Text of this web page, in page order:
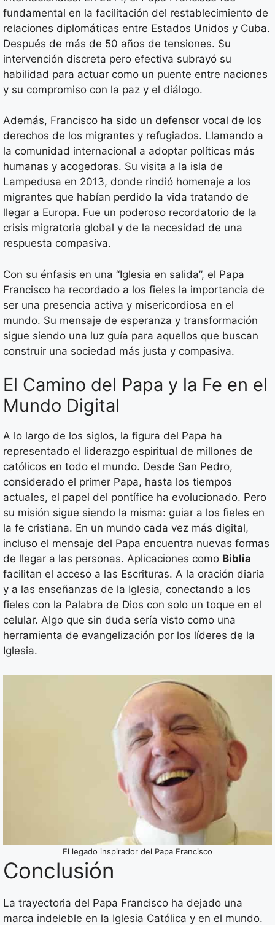
fundamental en la facilitación del restablecimiento de
relaciones diplomáticas entre Estados Unidos y Cuba.
Después de más de 50 años de tensiones. Su
intervención discreta pero efectiva subrayó su
habilidad para actuar como un puente entre naciones
y su compromiso con la paz y el diálogo.
Además, Francisco ha sido un defensor vocal de los
derechos de los migrantes y refugiados. Llamando a
la comunidad internacional a adoptar políticas más
humanas y acogedoras. Su visita a la isla de
Lampedusa en 2013, donde rindió homenaje a los
migrantes que habían perdido la vida tratando de
llegar a Europa. Fue un poderoso recordatorio de la
crisis migratoria global y de la necesidad de una
respuesta compasiva.
Con su énfasis en una “Iglesia en salida”, el Papa
Francisco ha recordado a los fieles la importancia de
ser una presencia activa y misericordiosa en el
mundo. Su mensaje de esperanza y transformación
sigue siendo una luz guía para aquellos que buscan
construir una sociedad más justa y compasiva.
El Camino del Papa y la Fe en el
Mundo Digital
A lo largo de los siglos, la figura del Papa ha
representado el liderazgo espiritual de millones de
católicos en todo el mundo. Desde San Pedro,
considerado el primer Papa, hasta los tiempos
actuales, el papel del pontífice ha evolucionado. Pero
su misión sigue siendo la misma: guiar a los fieles en
la fe cristiana. En un mundo cada vez más digital,
incluso el mensaje del Papa encuentra nuevas formas
de llegar a las personas. Aplicaciones como Biblia
facilitan el acceso a las Escrituras. A la oración diaria
y a las enseñanzas de la Iglesia, conectando a los
fieles con la Palabra de Dios con solo un toque en el
celular. Algo que sin duda sería visto como una
herramienta de evangelización por los líderes de la
Iglesia.
El legado inspirador del Papa Francisco
Conclusión
La trayectoria del Papa Francisco ha dejado una
marca indeleble en la Iglesia Católica y en el mundo.